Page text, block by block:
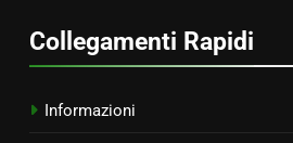
Collegamenti Rapidi
Informazioni